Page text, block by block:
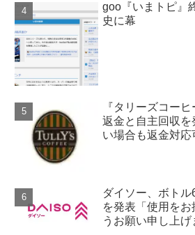
goo『いまトピ』
史に幕
『タリーズコー
返金と自主回収
い場合も返金対応
ダイソー、ボト
を発表「使用を
うお願い申し上